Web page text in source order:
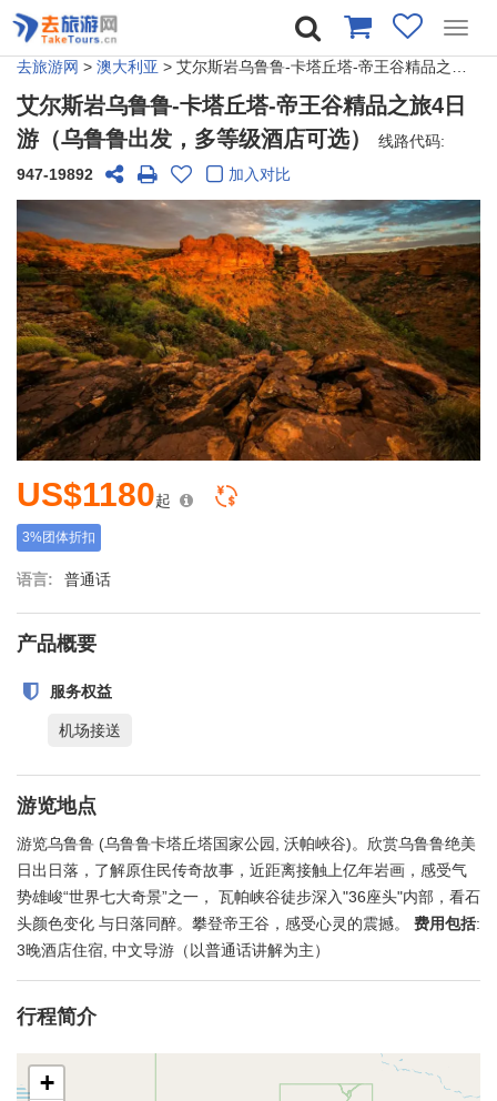
去旅游网 > 澳大利亚 > 艾尔斯岩乌鲁鲁-卡塔丘塔-帝王谷精品之旅4日游（乌鲁鲁出发，多等级酒店可选）
艾尔斯岩乌鲁鲁-卡塔丘塔-帝王谷精品之旅4日
游（乌鲁鲁出发，多等级酒店可选）
线路代码:
947-19892
加入对比
US$1180起
3%团体折扣
语言: 普通话
产品概要
服务权益
机场接送
游览地点
游览乌鲁鲁 (乌鲁鲁卡塔丘塔国家公园, 沃帕峽谷)。欣赏乌鲁鲁绝美
日出日落，了解原住民传奇故事，近距离接触上亿年岩画，感受气
势雄峻“世界七大奇景”之一， 瓦帕峡谷徒步深入"36座头"内部，看石
头颜色变化 与日落同醉。攀登帝王谷，感受心灵的震撼。 费用包括:
3晚酒店住宿, 中文导游（以普通话讲解为主）
行程简介
+